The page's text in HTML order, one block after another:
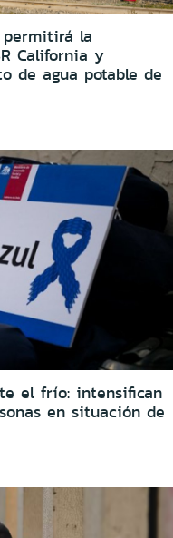
permitirá la
California y
de agua potable de
el frío: intensifican
en situación de